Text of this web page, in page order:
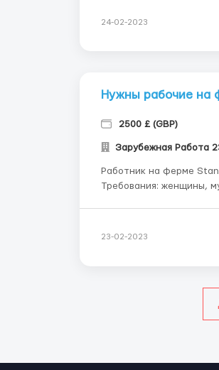
зарплата в месяц (min/
24-02-2023
Нужны рабочие на
2500 £ (GBP)
Зарубежная Работа
Работник на ферме Stanhill Farm Зарплата : от
Требования: женщины,
страхование ( Полное
23-02-2023